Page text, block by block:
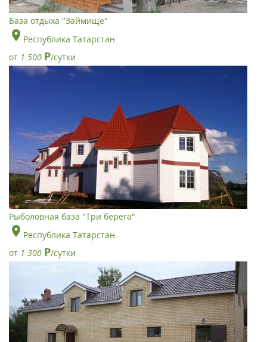
База отдыха "Займище"
Республика Татарстан
от 1 500 Р/сутки
Рыболовная база "Три берега"
Республика Татарстан
от 1 300 Р/сутки